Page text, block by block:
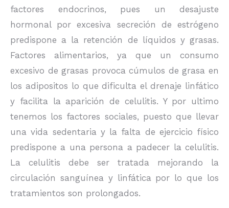
factores endocrinos, pues un desajuste
hormonal por excesiva secreción de estrógeno
predispone a la retención de líquidos y grasas.
Factores alimentarios, ya que un consumo
excesivo de grasas provoca cúmulos de grasa en
los adipositos lo que dificulta el drenaje linfático
y facilita la aparición de celulitis. Y por ultimo
tenemos los factores sociales, puesto que llevar
una vida sedentaria y la falta de ejercicio físico
predispone a una persona a padecer la celulitis.
La celulitis debe ser tratada mejorando la
circulación sanguínea y linfática por lo que los
tratamientos son prolongados.